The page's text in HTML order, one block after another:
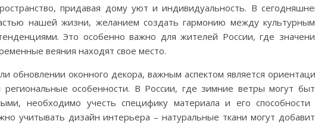
придавая дому уют и индивидуальность. В
нашей жизни, желанием создать гармонию между
Это особенно важно для жителей России, где
веяния находят свое место.
обновлении оконного декора, важным аспектом является
региональные особенности. В России, где зимние ветры могут
необходимо учесть специфику материала и его способности
учитывать дизайн интерьера – натуральные ткани могут